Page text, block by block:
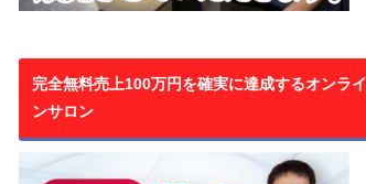
完全無料売上100万円を確実に達成するオンライ
ンサロン